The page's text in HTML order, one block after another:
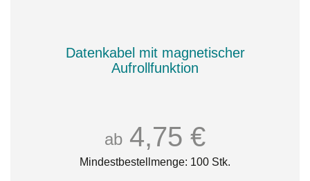
Datenkabel mit magnetischer
Aufrollfunktion
ab 4,75 €
Mindestbestellmenge: 100 Stk.